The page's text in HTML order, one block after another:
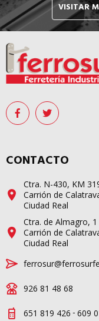
VISITAR
CONTACTO
Ctra. N-430, KM
Carrión de
Ciudad Real
Ctra. de Almagro, 1
Carrión de
Ciudad Real
926 81 48 68
651 819 426 - 609